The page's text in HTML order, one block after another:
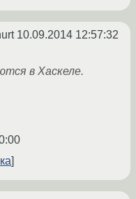
10.09.2014 12:57:32
в Хаскеле.